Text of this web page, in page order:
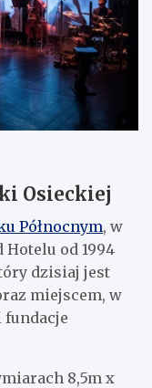
Osieckiej
Północnym, w
od 1994
dzisiaj jest
miejscem, w
fundacje
8,5m x